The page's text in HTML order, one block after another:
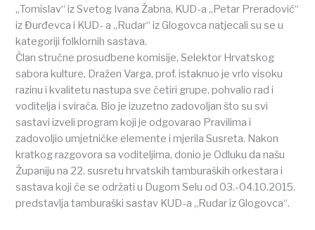
„Tomislav“ iz Svetog Ivana Žabna, KUD-a „Petar Preradović“
iz Đurđevca i KUD- a „Rudar“ iz Glogovca natjecali su se u
kategoriji folklornih sastava.
Član stručne prosudbene komisije, Selektor Hrvatskog
sabora kulture, Dražen Varga, prof. istaknuo je vrlo visoku
razinu i kvalitetu nastupa sve četiri grupe, pohvalio rad i
voditelja i svirača. Bio je izuzetno zadovoljan što su svi
sastavi izveli program koji je odgovarao Pravilima i
zadovoljio umjetničke elemente i mjerila Susreta. Nakon
kratkog razgovora sa voditeljima, donio je Odluku da našu
Županiju na 22. susretu hrvatskih tamburaških orkestara i
sastava koji će se održati u Dugom Selu od 03.-04.10.2015.
predstavlja tamburaški sastav KUD-a „Rudar iz Glogovca“.